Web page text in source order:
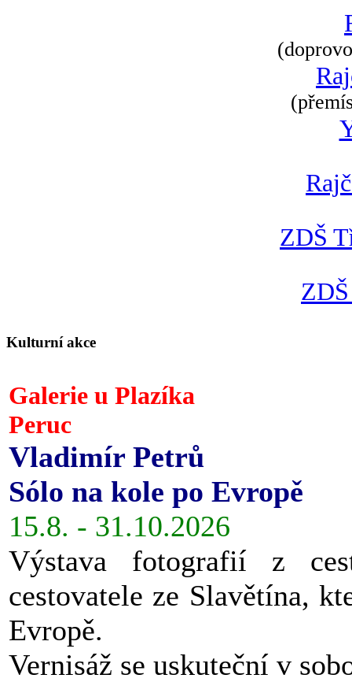
ZDŠ
Kulturní akce
Galerie u Plazíka
Peruc
Vladimír Petrů
Sólo na kole po Evropě
15.8. - 31.10.2026
Výstava fotografií z
cestovatele ze Slavětína,
Evropě.
Vernisáž se uskuteční v